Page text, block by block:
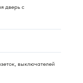
дверь с
выключателей